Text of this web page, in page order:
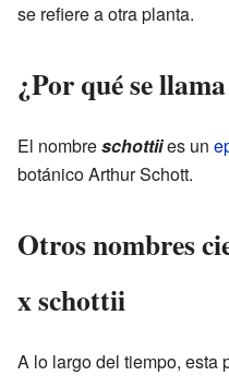
se refiere a otra planta.
¿Por qué se
El nombreschottiies un
botánico Arthur Schott.
Otros nombres
x schottii
A lo largo del tiempo, esta